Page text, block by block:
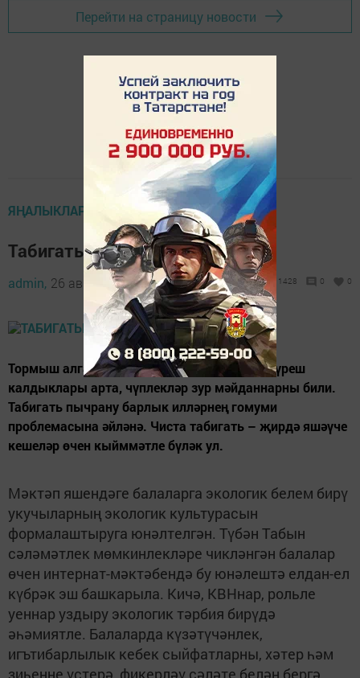
Перейти на страницу новости
ЯҢАЛЫКЛАР
Табигатьне яратырга өйрәтик
admin, 26 август 2021 - 16:15 1428 0 0
Тормыш алга барган саен чүп-чар һәм көнкүреш
калдыклары арта, чүплекләр зур мәйданнарны били.
Табигать пычрану барлык илләрнең гомуми
проблемасына әйләнә. Чиста табигать – җирдә яшәүче
кешеләр өчен кыйммәтле бүләк ул.
Мәктәп яшендәге балаларга экологик белем бирү
укучыларның экологик культурасын
формалаштыруга юнәлтелгән. Түбән Табын
сәләмәтлек мөмкинлекләре чикләнгән балалар
өчен интернат-мәктәбендә бу юнәлештә елдан-ел
күбрәк эш башкарыла. Кичә, КВНнар, рольле
уеннар уздыру экологик тәрбия бирүдә
әһәмиятле. Балаларда күзәтүчәнлек,
игътибарлылык кебек сыйфатларны, хәтер һәм